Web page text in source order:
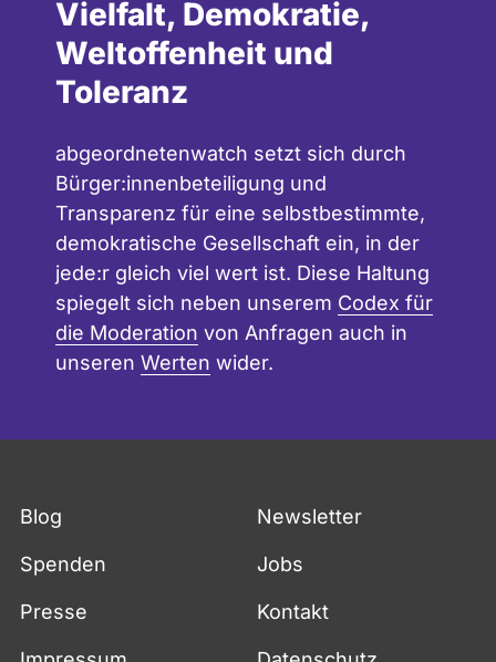
Vielfalt, Demokratie,
Weltoffenheit und
Toleranz
abgeordnetenwatch setzt sich durch
Bürger:innenbeteiligung und
Transparenz für eine selbstbestimmte,
demokratische Gesellschaft ein, in der
jede:r gleich viel wert ist. Diese Haltung
spiegelt sich neben unserem Codex für
die Moderation von Anfragen auch in
unseren Werten wider.
Blog Newsletter
Spenden Jobs
Presse Kontakt